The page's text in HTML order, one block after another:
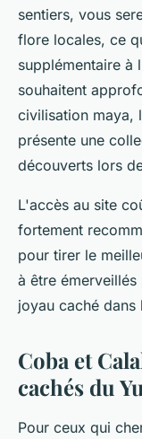
sentiers, vous
flore locales, ce
supplémentaire à
souhaitent
civilisation maya,
présente une
découverts lors
L'accès au site
fortement
pour tirer le
à être
joyau caché dans
Coba et
cachés du
Pour ceux qui